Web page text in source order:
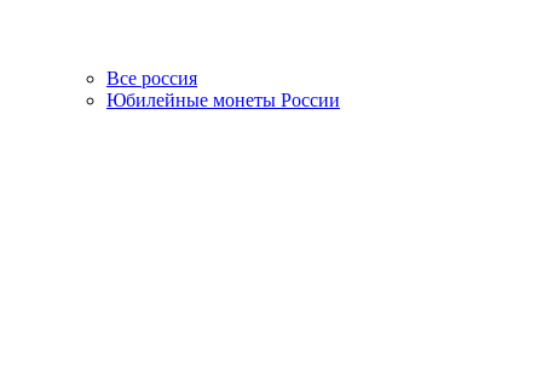
Все россия
Юбилейные монеты России